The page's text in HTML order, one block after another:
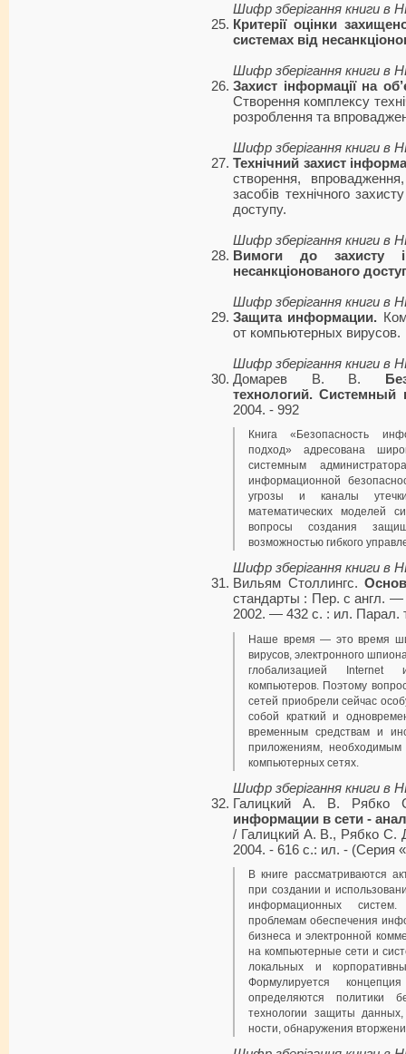
Шифр зберігання книги в
Критерії оцінки
системах від
Шифр зберігання книги в
Захист інформації на
Створення комплексу
розроблення та
Шифр зберігання книги в
Технічний захист
створення,
засобів технічного
доступу.
Шифр зберігання книги в
Вимоги до захисту
несанкціонованого
Шифр зберігання книги в
Защита информации.
от компьютерных вирусов.
Шифр зберігання книги в
Домарев В. В.
технологий. Системный
2004. - 992
Книга «Безопасность
подход» адресована
системным
информационной
угрозы и каналы
математических моделей
вопросы создания
возможностью гибкого
Шифр зберігання книги в
Вильям Столлингс.
стандарты : Пер. с англ.
2002. — 432 с. : ил. Парал.
Наше время — это время
вирусов, электронного
глобализацией Internet
компьютеров. Поэтому
сетей приобрели сейчас
собой краткий и
временным средствам и
приложениям,
компьютерных сетях.
Шифр зберігання книги в
Галицкий А. В.
информации в сети -
/ Галиц­кий А. В., Рябко
2004. - 616 с.: ил. - (Серия
В книге рассматриваются
при создании и
информационных
проблемам обеспечения
бизнеса и электронной
на компьютерные сети и
ло­кальных и
Формулируется
определяются политики
технологии защиты
ности, обнаружения